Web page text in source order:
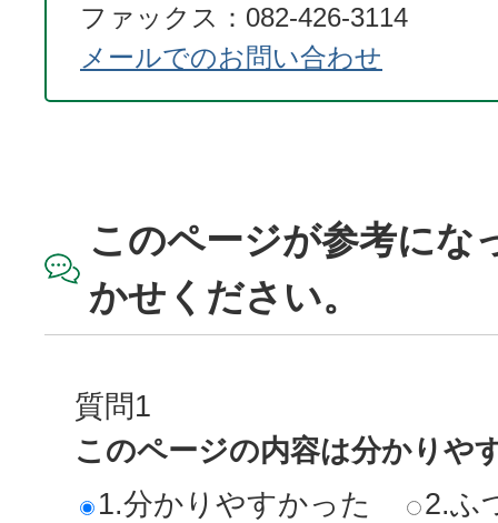
ファックス：082-426-3114
メールでのお問い合わせ
このページが参考にな
かせください。
質問1
このページの内容は分かりや
1.分かりやすかった
2.ふ